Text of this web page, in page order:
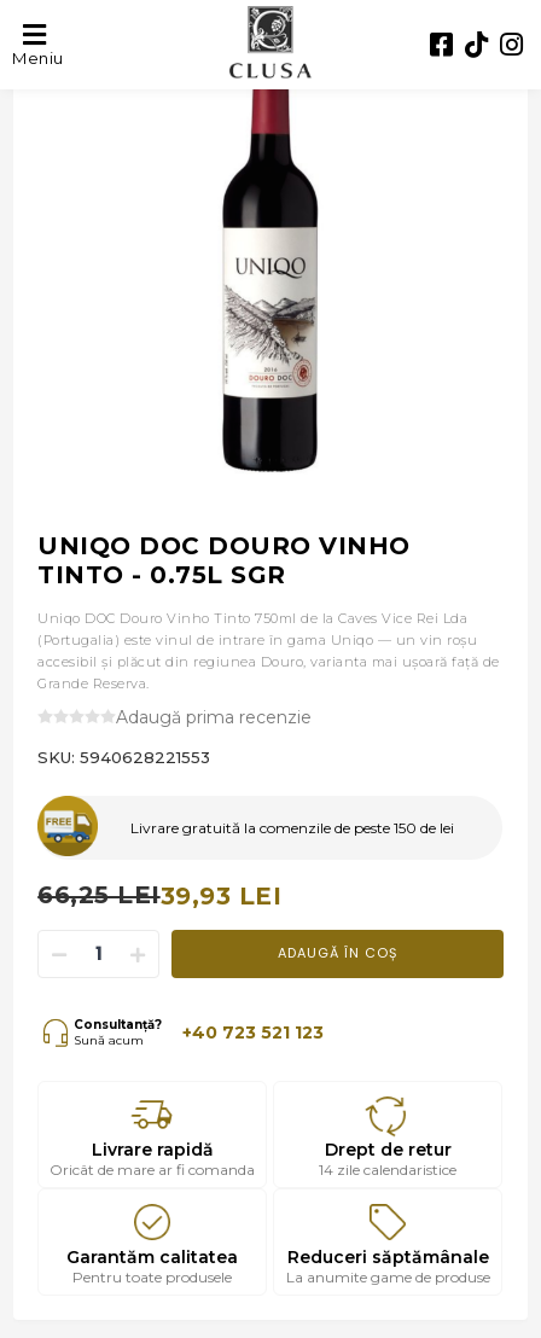
Meniu- 40%
UNIQO DOC DOURO VINHO
TINTO - 0.75L SGR
Uniqo DOC Douro Vinho Tinto 750ml de la Caves Vice Rei Lda
(Portugalia) este vinul de intrare în gama Uniqo — un vin roșu
accesibil și plăcut din regiunea Douro, varianta mai ușoară față de
Grande Reserva.
Adaugă prima recenzie
SKU: 5940628221553
Livrare gratuită la comenzile de peste 150 de lei
66,25 LEI39,93 LEI
ADAUGĂ ÎN COȘ
Consultanță?
Sună acum
+40 723 521 123
Livrare rapidă
Oricât de mare ar fi comanda
Drept de retur
14 zile calendaristice
Garantăm calitatea
Pentru toate produsele
Reduceri săptămânale
La anumite game de produse